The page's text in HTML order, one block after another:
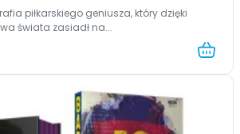
piłkarskiego geniusza, który dzięki
świata zasiadł na...